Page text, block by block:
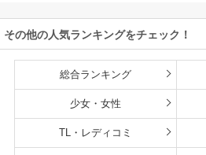
たちが俺を放って
くれない件～
その他の人気ランキングをチェック！
総合ランキング
少女・女性
TL・レディコミ